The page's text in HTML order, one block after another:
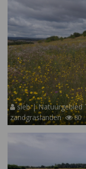
sieb | Natuurgebied
zandgraslanden
80